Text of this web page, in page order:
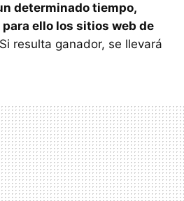
determinado tiempo,
ello los sitios web de
resulta ganador, se llevará